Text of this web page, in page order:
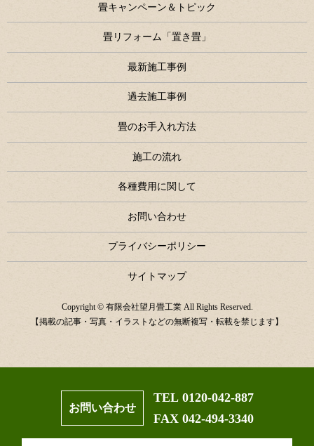
畳キャンペーン＆トピック
畳リフォーム「置き畳」
最新施工事例
過去施工事例
畳のお手入れ方法
施工の流れ
各種費用に関して
お問い合わせ
プライバシーポリシー
サイトマップ
Copyright © 有限会社望月畳工業 All Rights Reserved.
【掲載の記事・写真・イラストなどの無断複写・転載を禁じます】
お問い合わせ
TEL 0120-042-887
FAX 042-494-3340